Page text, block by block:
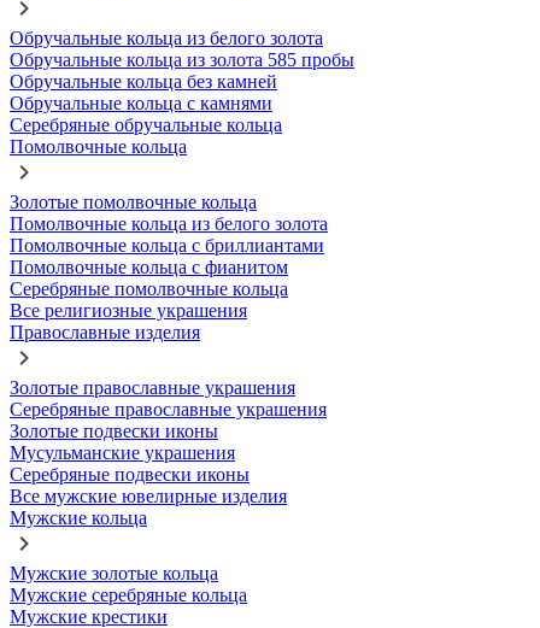
Обручальные кольца из белого золота
Обручальные кольца из золота 585 пробы
Обручальные кольца без камней
Обручальные кольца с камнями
Серебряные обручальные кольца
Помолвочные кольца
Золотые помолвочные кольца
Помолвочные кольца из белого золота
Помолвочные кольца с бриллиантами
Помолвочные кольца с фианитом
Серебряные помолвочные кольца
Все религиозные украшения
Православные изделия
Золотые православные украшения
Серебряные православные украшения
Золотые подвески иконы
Мусульманские украшения
Серебряные подвески иконы
Все мужские ювелирные изделия
Мужские кольца
Мужские золотые кольца
Мужские серебряные кольца
Мужские крестики